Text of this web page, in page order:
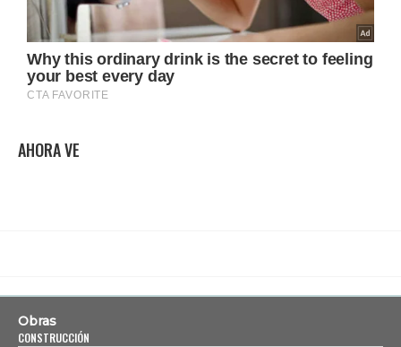
AHORA VE
Obras
CONSTRUCCIÓN